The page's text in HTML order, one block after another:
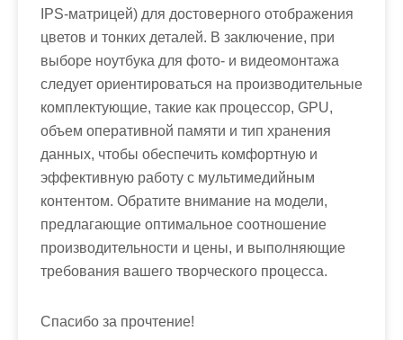
IPS-матрицей) для достоверного отображения
цветов и тонких деталей. В заключение, при
выборе ноутбука для фото- и видеомонтажа
следует ориентироваться на производительные
комплектующие, такие как процессор, GPU,
объем оперативной памяти и тип хранения
данных, чтобы обеспечить комфортную и
эффективную работу с мультимедийным
контентом. Обратите внимание на модели,
предлагающие оптимальное соотношение
производительности и цены, и выполняющие
требования вашего творческого процесса.
Спасибо за прочтение!